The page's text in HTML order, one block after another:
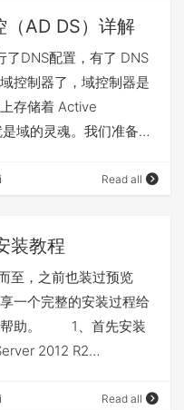
AD DS）详解
了DNS配置，有了 DNS
控制器了，域控制器是
存储着 Active
域的灵魂。我们准备在
该使用 192.168.11.1 作
过程类似于“DNS服
如有需要，请参
article/details/942375
添加好域服务角色后，
栏中的旗帜图标下有一
服务配置向导，如下
Read all
装教程
，之前也装过预览
一个完整的安装过程给
帮助。 1、首先安装
2012 R2
2012 R2 Standard
Read all